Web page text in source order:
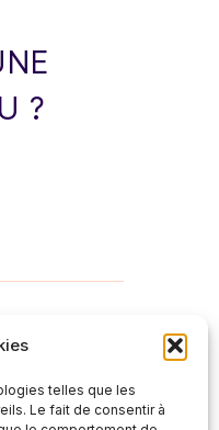
telles que les
Le fait de consentir à
?